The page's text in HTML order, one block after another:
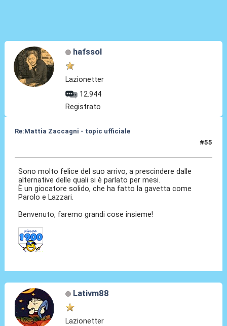
hafssol
Lazionetter
12.944
Registrato
Re:Mattia Zaccagni - topic ufficiale
#55
Sono molto felice del suo arrivo, a prescindere dalle
alternative delle quali si è parlato per mesi.
È un giocatore solido, che ha fatto la gavetta come
Parolo e Lazzari.
Benvenuto, faremo grandi cose insieme!
Lativm88
Lazionetter